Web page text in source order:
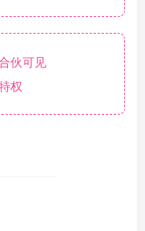
伙可见
权